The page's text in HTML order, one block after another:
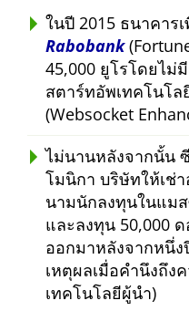
ในปี 2015 ธนาคาร
Rabobank
45,000 ยูโรโดยไม่
สตาร์ทอัพเทคโนโล
(Websocket
ไม่นานหลังจากนั้น
โมนิกา บริษัทให้เช่
นามนักลงทุนในแม
และลงทุน 50,000
ออกมาหลังจากหนึ่ง
เหตุผลเมื่อคำนึงถึง
เทคโนโลยีผู้นำ)